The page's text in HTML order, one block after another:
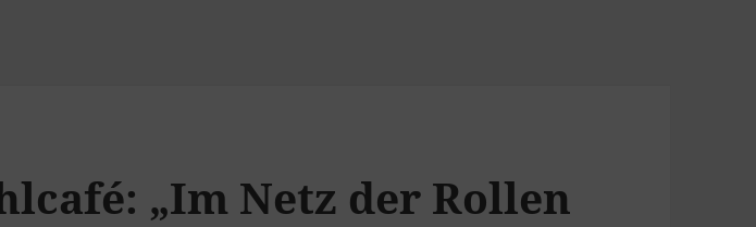
„Im Netz der Rollen